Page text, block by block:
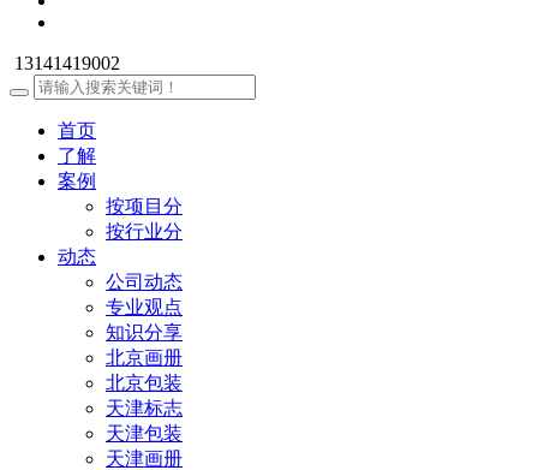
13141419002
首页
了解
案例
按项目分
按行业分
动态
公司动态
专业观点
知识分享
北京画册
北京包装
天津标志
天津包装
天津画册